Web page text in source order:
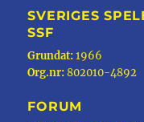
SVERIGES
SSF
Grundat:1966
Org.nr:802010-4892
FORUM